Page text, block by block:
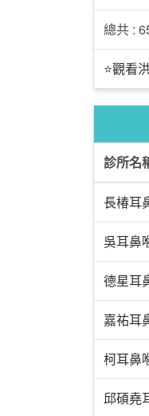
總共 :
⭐觀看
診所名
長椿耳
吳耳鼻
德星耳
嘉祐耳
柯耳鼻
邱碩堯